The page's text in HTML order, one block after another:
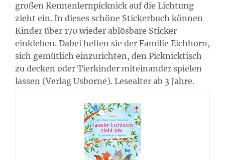
großen Kennenlernpicknick auf die Lichtung
zieht ein. In dieses schöne Stickerbuch können
Kinder über 170 wieder ablösbare Sticker
einkleben. Dabei helfen sie der Familie Eichhorn,
sich gemütlich einzurichten, den Picknicktisch
zu decken oder Tierkinder miteinander spielen
lassen (Verlag Usborne). Lesealter ab 3 Jahre.